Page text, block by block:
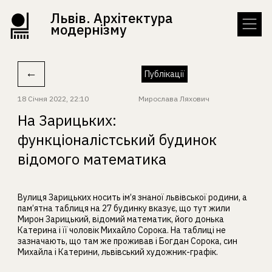
Львів. Архітектура
модернізму
← Публікації
18 Січня 2022, 22:10 Мирослава Ляхович
На Зарицьких:
функціоналістський будинок
відомого математика
Вулиця Зарицьких носить ім’я знаної львівської родини, а
пам’ятна таблиця на 27 будинку вказує, що тут жили
Мирон Зарицький, відомий математик, його донька
Катерина і її чоловік Михайло Сорока. На таблиці не
зазначають, що там же проживав і Богдан Сорока, син
Михайла і Катерини, львівський художник-графік.